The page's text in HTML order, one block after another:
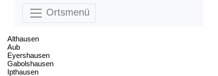
Ortsmenü
Althausen
Aub
Eyershausen
Gabolshausen
Ipthausen